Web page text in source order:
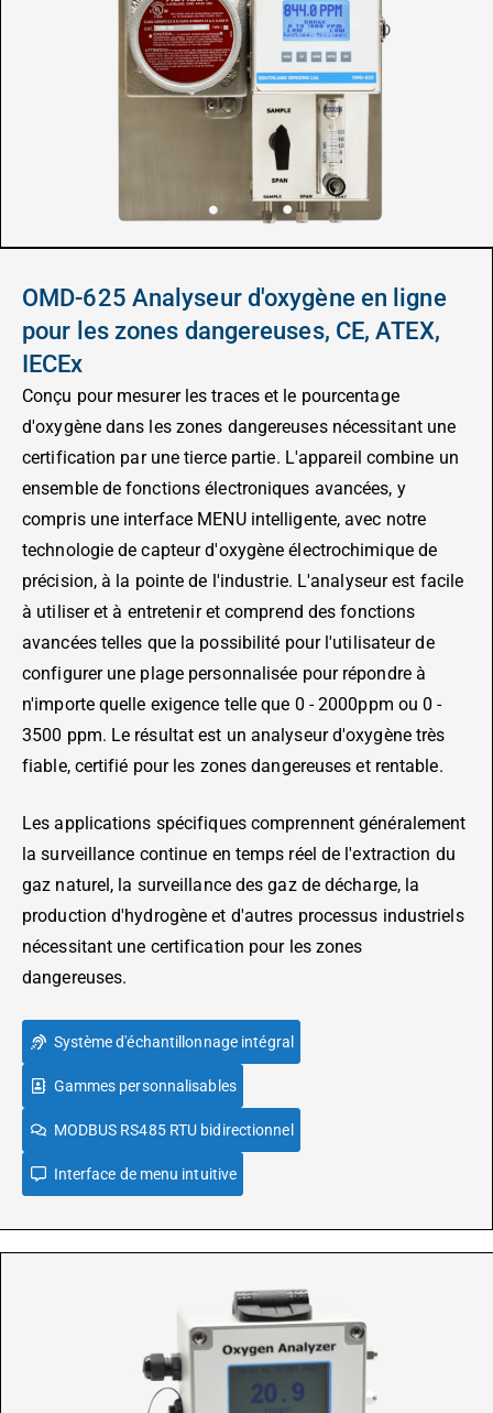
OMD-625 Analyseur d'oxygène en ligne
pour les zones dangereuses, CE, ATEX,
IECEx
Conçu pour mesurer les traces et le pourcentage
d'oxygène dans les zones dangereuses nécessitant une
certification par une tierce partie. L'appareil combine un
ensemble de fonctions électroniques avancées, y
compris une interface MENU intelligente, avec notre
technologie de capteur d'oxygène électrochimique de
précision, à la pointe de l'industrie. L'analyseur est facile
à utiliser et à entretenir et comprend des fonctions
avancées telles que la possibilité pour l'utilisateur de
configurer une plage personnalisée pour répondre à
n'importe quelle exigence telle que 0 - 2000ppm ou 0 -
3500 ppm. Le résultat est un analyseur d'oxygène très
fiable, certifié pour les zones dangereuses et rentable.
Les applications spécifiques comprennent généralement
la surveillance continue en temps réel de l'extraction du
gaz naturel, la surveillance des gaz de décharge, la
production d'hydrogène et d'autres processus industriels
nécessitant une certification pour les zones
dangereuses.
Système d'échantillonnage intégral
Gammes personnalisables
MODBUS RS485 RTU bidirectionnel
Interface de menu intuitive